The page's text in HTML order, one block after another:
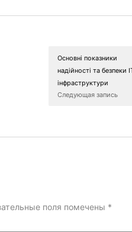
Основні показники
надійності та безпеки
інфраструктури
Следующая запись
поля помечены *